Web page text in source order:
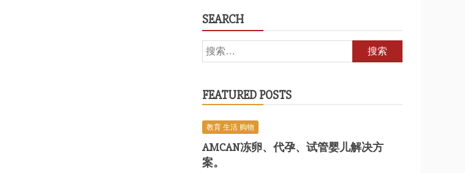
SEARCH
搜
索：
FEATURED POSTS
教育 生活 购物
AMCAN冻卵、代孕、试管婴儿解决方
案。